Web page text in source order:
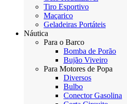
Tiro Esportivo
Maçarico
Geladeiras Portáteis
Náutica
Para o Barco
Bomba de Porão
Bujão Viveiro
Para Motores de Popa
Diversos
Bulbo
Conector Gasolina